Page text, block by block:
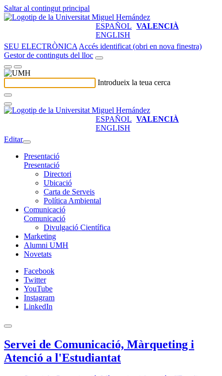
Saltar al contingut principal
ESPAÑOL VALENCIÀ
ENGLISH
SEU ELECTRÒNICA Accés identificat (obri en nova finestra)
Gestor de continguts del lloc
Introdueix la teua cerca
ESPAÑOL VALENCIÀ
ENGLISH
Editar
Presentació
Presentació
Directori
Ubicació
Carta de Serveis
Política Ambiental
Comunicació
Comunicació
Divulgació Científica
Marketing
Alumni UMH
Novetats
Facebook
Twitter
YouTube
Instagram
LinkedIn
Servei de Comunicació, Màrqueting i
Atenció a l'Estudiantat